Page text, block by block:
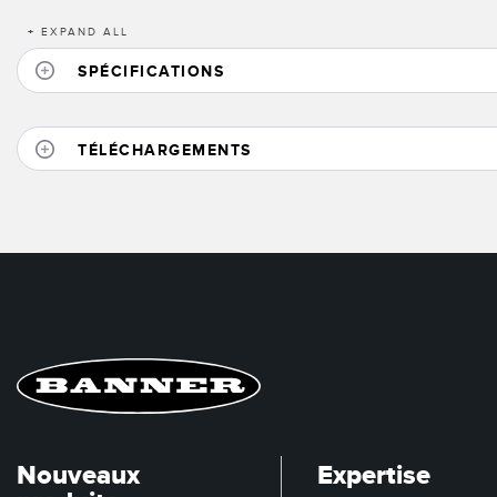
+ EXPAND ALL
SPÉCIFICATIONS
TÉLÉCHARGEMENTS
Nouveaux
Expertise